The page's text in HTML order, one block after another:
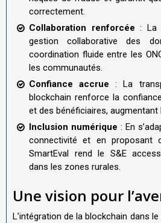
correctement.
Collaboration renforcée : La
gestion collaborative des
coordination fluide entre les
les communautés.
Confiance accrue : La
blockchain renforce la
et des bénéficiaires,
Inclusion numérique : En
connectivité et en proposant
SmartEval rend le S&E
dans les zones rurales.
Une vision pour
L’intégration de la blockchain dans